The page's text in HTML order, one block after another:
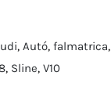
, Autó, falmatrica,
, Sline, V10